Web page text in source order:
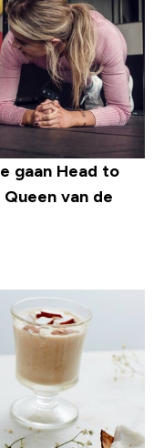
gaan Head to
van de